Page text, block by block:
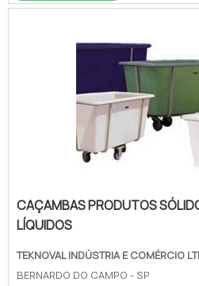
locais.Por proporcionar
ampla dos locais, o espelho
indicado.Ambientes que
produto: -
EscritÃ³rios; .
CAÇAMBAS PRODUTOS
LÍQUIDOS
TEKNOVAL INDÚSTRIA E COMÉRCIO
BERNARDO DO CAMPO - SP